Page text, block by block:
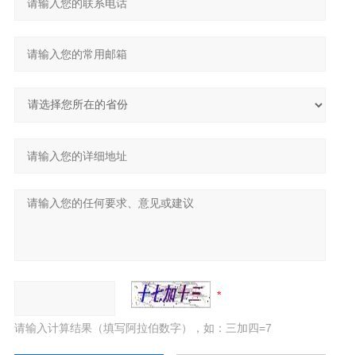
请输入计算结果（填写阿拉伯数字），如：三加四=7